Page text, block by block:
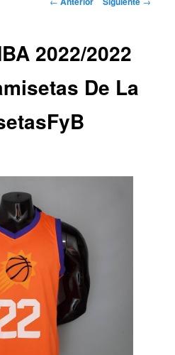
2022/2022
De La